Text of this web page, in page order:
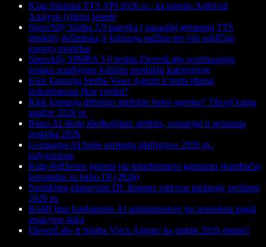
Kaip išsirinkti TTS API 2026 m.: ką parodo Artificial
Analysis lyderių lentelė
Speechify Simba 3.0 patenka į pasaulinį geriausių TTS
modelių dešimtuką ir kainuoja mažiau nei visi aukščiau
esantys modeliai
Speechify SIMBA 3.0 lenkia ElevenLabs svarbiausioje
realaus naudojimo balsinių produktų kategorijoje
Kiek kainuoja Simba Voice Agents ir kuris planas
tinkamiausias jūsų verslui?
Kiek kainuoja dirbtinio intelekto balso agentas? Tikroji kainų
analizė 2026 m.
Balso AI skolų išieškojimui: atitiktis, scenarijai ir geriausia
praktika 2026
Geriausios AI balso asistentų platformos 2026 m.:
palyginimas
Kaip didžiosios įmonės jau transformavo gaunamų skambučių
komandas su balso DI (2026)
Susitikimų planavimo DI: išsamus vadovas paslaugų verslams
2026 m.
Kodėl jūsų konkurento AI administratorė jus pranoksta pagal
atsakymo laiką
ElevenLabs ir Simba Voice Agents: ką rinktis 2026 metais?